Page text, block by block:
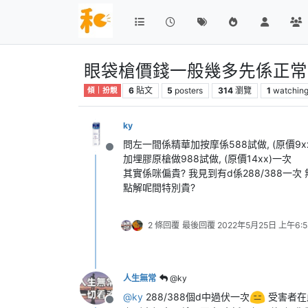
眼袋槍價錢一般幾多先係正
傾｜扮靚 6 貼文 5 posters 314 瀏覽 1 watching
離線
ky
問左一間係精華加按摩係588試做, (原價
加埋膠原槍做988試做, (原價14xx)一次
其實係咪偏貴? 我見到有d係288/388一次
點解呢間特別貴?
2 條回覆 最後回覆 2022年5月25日 上午
人生無常 @ky
@ky 288/388個d中過伏一次
受害者